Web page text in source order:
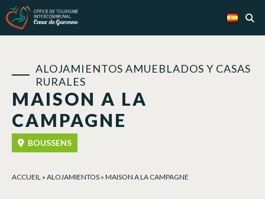
MAISON A LA
CAMPAGNE
ALOJAMIENTOS AMUEBLADOS Y CASAS
RURALES
BOUSSENS
ACCUEIL » ALOJAMIENTOS » MAISON A LA CAMPAGNE
Panel de gestión de cookies